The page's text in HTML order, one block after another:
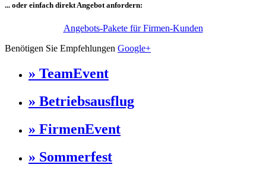
... oder einfach direkt Angebot anfordern:
Angebots-Pakete für Firmen-Kunden
Benötigen Sie Empfehlungen Google+
» TeamEvent
» Betriebsausflug
» FirmenEvent
» Sommerfest